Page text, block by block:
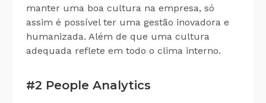
manter uma boa cultura na empresa, só
assim é possível ter uma gestão inovadora e
humanizada. Além de que uma cultura
adequada reflete em todo o clima interno.
#2 People Analytics